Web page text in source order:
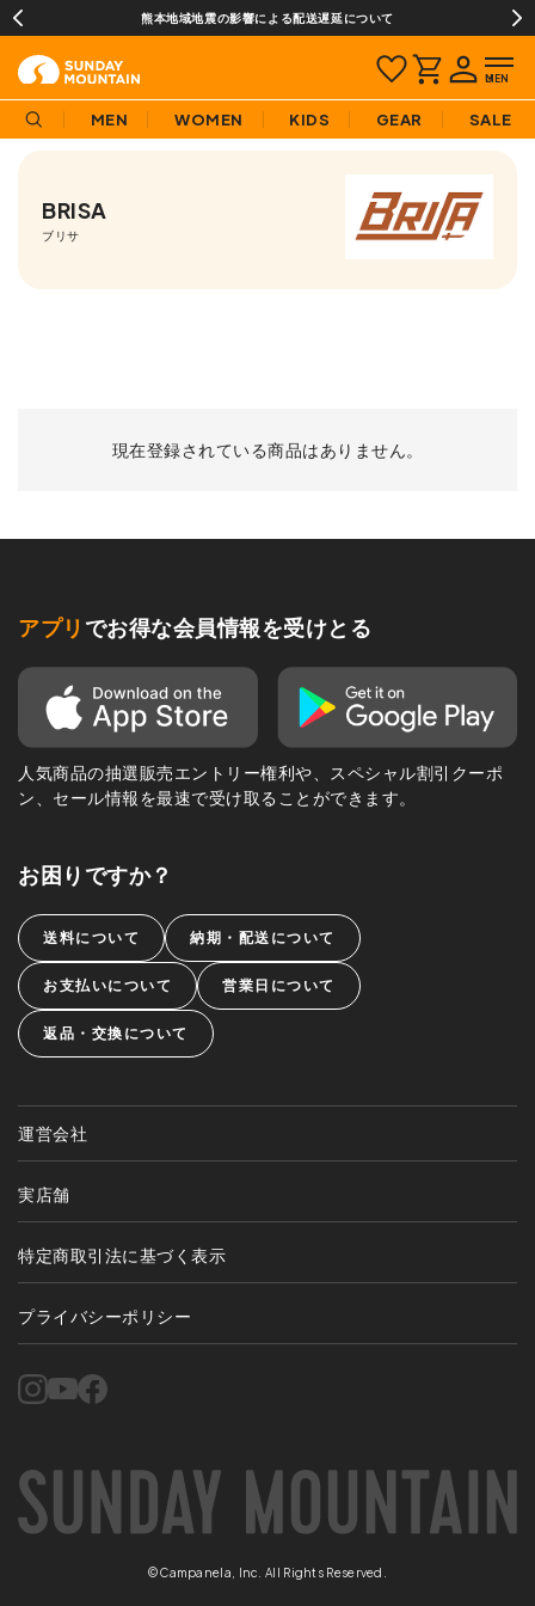
熊本地域地震の影響による配送遅延について
MEN WOMEN KIDS GEAR SALE
BRISA
ブリサ
現在登録されている商品はありません。
アプリ でお得な会員情報を受けとる
人気商品の抽選販売エントリー権利や、スペシャル割引クーポ
ン、セール情報を最速で受け取ることができます。
お困りですか？
送料について 納期・配送について
お支払いについて 営業日について
返品・交換について
運営会社
実店舗
特定商取引法に基づく表示
プライバシーポリシー
©Campanela, Inc. All Rights Reserved.